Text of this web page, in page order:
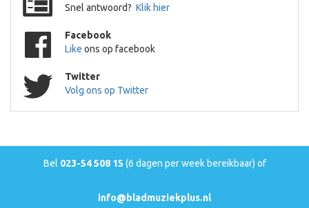
Snel antwoord? Klik hier
Facebook
Like ons op facebook
Twitter
Volg ons op Twitter
Bel 023-54 508 15 (6 dagen per week bereikbaar) of
info@bladmuziekplus.nl